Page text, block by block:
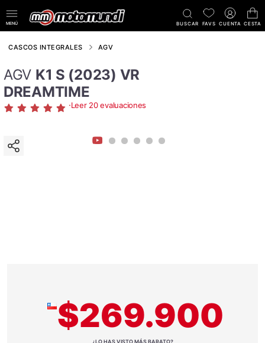
MENÚ BUSCAR FAVS CUENTA CESTA
CASCOS INTEGRALES AGV
AGV K1 S (2023) VR
DREAMTIME
·Leer 20 evaluaciones
$269.900
¿LO HAS VISTO MÁS BARATO?